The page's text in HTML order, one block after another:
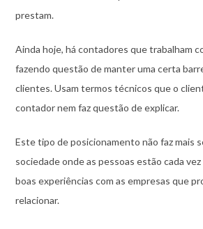
prestam.
Ainda hoje, há contadores que trabalham
fazendo questão de manter uma certa
clientes. Usam termos técnicos que o
contador nem faz questão de explicar.
Este tipo de posicionamento não faz mais
sociedade onde as pessoas estão cada
boas experiências com as empresas que
relacionar.